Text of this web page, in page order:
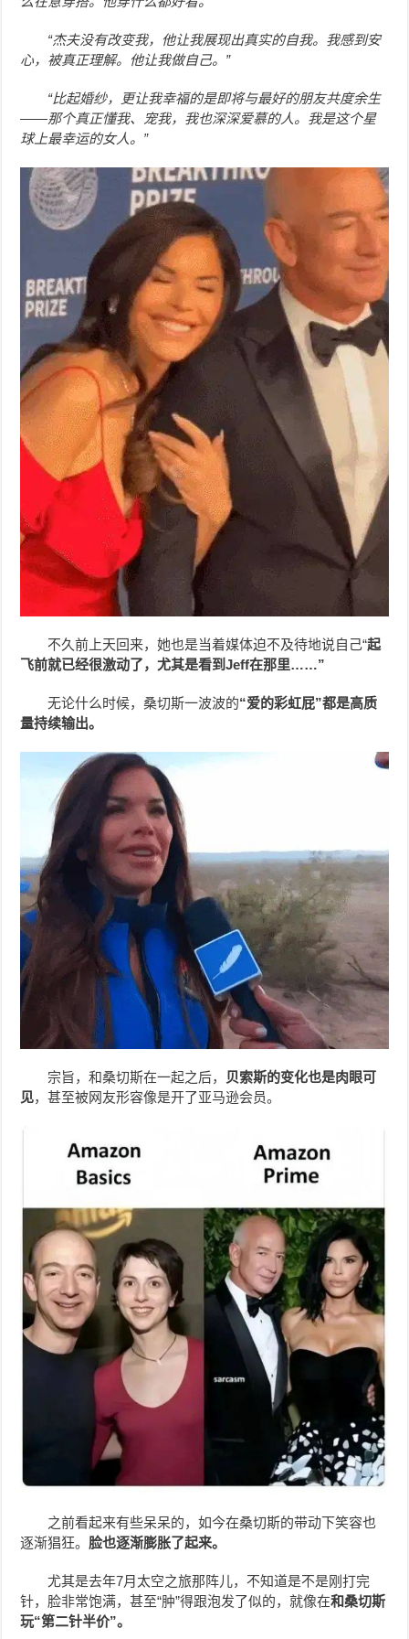
“杰夫没有改变我，他让我展现出真实的自我。我感到安
心，被真正理解。他让我做自己。”
“比起婚纱，更让我幸福的是即将与最好的朋友共度余生
——那个真正懂我、宠我，我也深深爱慕的人。我是这个星
球上最幸运的女人。”
不久前上天回来，她也是当着媒体迫不及待地说自己“起
飞前就已经很激动了，尤其是看到Jeff在那里……”
无论什么时候，桑切斯一波波的“爱的彩虹屁”都是高质
量持续输出。
宗旨，和桑切斯在一起之后，
贝索斯的变化也是肉眼可
见，甚至被网友形容像是开了亚马逊会员。
之前看起来有些呆呆的，如今在桑切斯的带动下笑容也
逐渐猖狂。脸也逐渐膨胀了起来。
尤其是去年7月太空之旅那阵儿，不知道是不是刚打完
针，脸非常饱满，甚至“肿”得跟泡发了似的，就像在和桑切斯
玩“第二针半价”。